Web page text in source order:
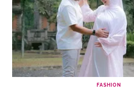
FASHION